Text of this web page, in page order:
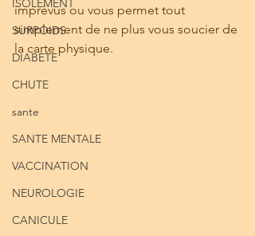
ISOLEMENT
SURPOIDS
DIABETE
CHUTE
sante
SANTE MENTALE
VACCINATION
NEUROLOGIE
CANICULE
imprévus ou vous permet tout
simplement de ne plus vous soucier de
la carte physique.